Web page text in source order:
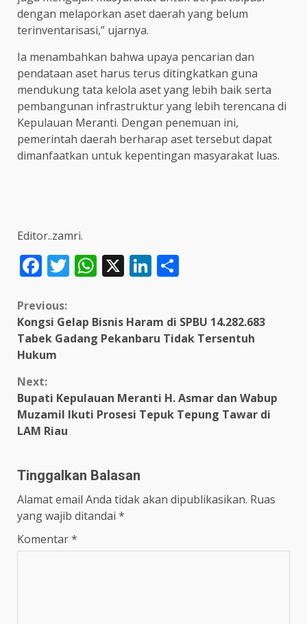
dengan melaporkan aset daerah yang belum
terinventarisasi,” ujarnya.
Ia menambahkan bahwa upaya pencarian dan
pendataan aset harus terus ditingkatkan guna
mendukung tata kelola aset yang lebih baik serta
pembangunan infrastruktur yang lebih terencana di
Kepulauan Meranti. Dengan penemuan ini,
pemerintah daerah berharap aset tersebut dapat
dimanfaatkan untuk kepentingan masyarakat luas.
Editor..zamri.
Facebook
Twitter
WhatsApp
X LinkedIn
Continue
Reading
Previous:
Kongsi Gelap Bisnis Haram di SPBU 14.282.683
Tabek Gadang Pekanbaru Tidak Tersentuh
Hukum
Next:
Bupati Kepulauan Meranti H. Asmar dan Wabup
Muzamil Ikuti Prosesi Tepuk Tepung Tawar di
LAM Riau
Tinggalkan Balasan
Alamat email Anda tidak akan dipublikasikan. Ruas
yang wajib ditandai *
Komentar*